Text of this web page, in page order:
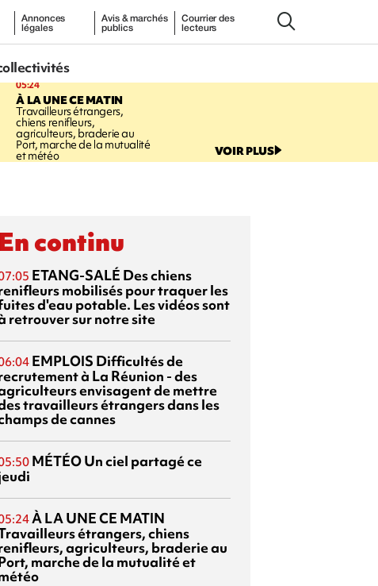
Annonces
légales
Avis & marchés
publics
Courrier des
lecteurs
05:24
À LA UNE CE MATIN
Travailleurs étrangers,
chiens renifleurs,
agriculteurs, braderie au
Port, marche de la mutualité
et météo VOIR PLUS
En continu
ETANG-SALÉ Des chiens
mobilisés pour traquer les
d'eau potable. Les vidéos sont
retrouver sur notre site
EMPLOIS Difficultés de
à La Réunion - des
envisagent de mettre
travailleurs étrangers dans les
de cannes
MÉTÉOUn ciel partagé ce
À LA UNE CE MATIN
étrangers, chiens
agriculteurs, braderie au
marche de la mutualité et